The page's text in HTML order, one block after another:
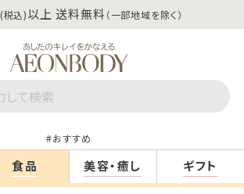
(税込)以上 送料無料 （一部地域を除く）
おすすめ
食品 美容・癒し ギフト